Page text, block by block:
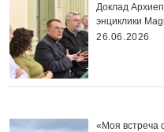
Доклад
энциклики
26.06.2026
«Моя встреча